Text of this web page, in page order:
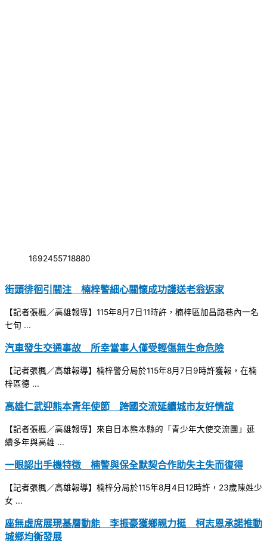
1692455718880
街頭徘徊引關注 楠梓警細心關懷成功護送老翁返家
【記者張楓／高雄報導】115年8月7日11時許，楠梓區加昌路巷內一名
七旬 ...
汽車發生交通事故 所幸當事人僅受輕傷無生命危險
【記者張楓／高雄報導】楠梓警分局於115年8月7日9時許獲報，在楠
梓區德 ...
高雄仁武迎熊本青年使節 跨國交流延續城市友好情誼
【記者張楓／高雄報導】來自日本熊本縣的「青少年大使交流團」延
續多年與高雄 ...
一眼認出手機特徵 楠警與保全默契合作助失主失而復得
【記者張楓／高雄報導】楠梓分局於115年8月4日12時許，23歲陳姓少
女 ...
座無虛席展現基層動能 李振豪獲鄉親力挺 柯志恩承諾推動
城鄉均衡發展